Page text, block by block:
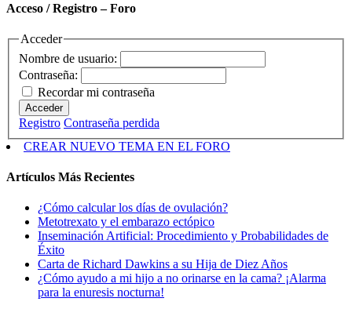
Acceso / Registro – Foro
Acceder
Nombre de usuario:
Contraseña:
Recordar mi contraseña
Acceder
Registro Contraseña perdida
CREAR NUEVO TEMA EN EL FORO
Artículos Más Recientes
¿Cómo calcular los días de ovulación?
Metotrexato y el embarazo ectópico
Inseminación Artificial: Procedimiento y Probabilidades de
Éxito
Carta de Richard Dawkins a su Hija de Diez Años
¿Cómo ayudo a mi hijo a no orinarse en la cama? ¡Alarma
para la enuresis nocturna!